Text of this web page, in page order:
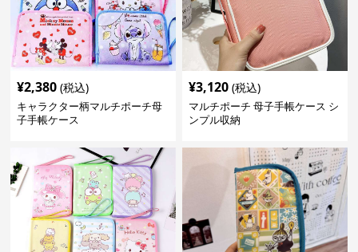
¥2,380 (税込)
キャラクター柄マルチポーチ母
子手帳ケース
¥3,120 (税込)
マルチポーチ 母子手帳ケース シ
ンプル収納